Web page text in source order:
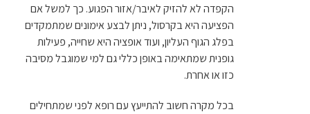
הקפדה לא להזיק לאיבר/אזור הפגוע. כך למשל אם
הפציעה היא בקרסול, ניתן לבצע אימונים שמתמקדים
בפלג הגוף העליון, ועוד אופציה היא שחייה, פעילות
גופנית שמתאימה באופן כללי גם למי שמוגבל מסיבה
כזו או אחרת.
בכל מקרה חשוב להתייעץ עם רופא לפני שמתחילים